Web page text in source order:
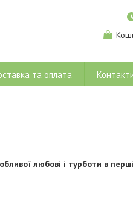
та оплата
​​любові і турботи в перші